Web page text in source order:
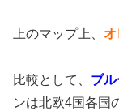
上のマップ上、 オ
比較として、 ブ
ンは北欧4国各国